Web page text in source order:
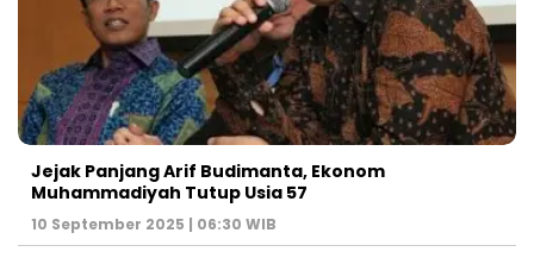
Jejak Panjang Arif Budimanta, Ekonom
Muhammadiyah Tutup Usia 57
10 September 2025 | 06:30 WIB